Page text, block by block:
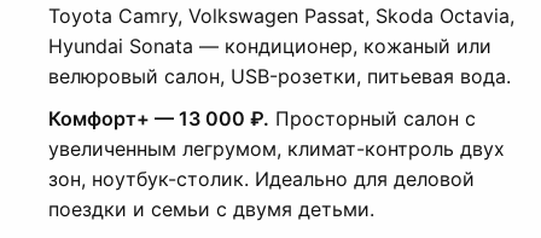
Toyota Camry, Volkswagen Passat, Skoda Octavia,
Hyundai Sonata — кондиционер, кожаный или
велюровый салон, USB-розетки, питьевая вода.
Комфорт+ — 13 000 ₽. Просторный салон с
увеличенным легрумом, климат-контроль двух
зон, ноутбук-столик. Идеально для деловой
поездки и семьи с двумя детьми.